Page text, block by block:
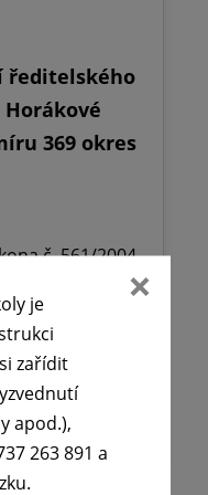
ředitelského
369 okres
č. 561/2004
je
zařídit
apod.),
263 891 a